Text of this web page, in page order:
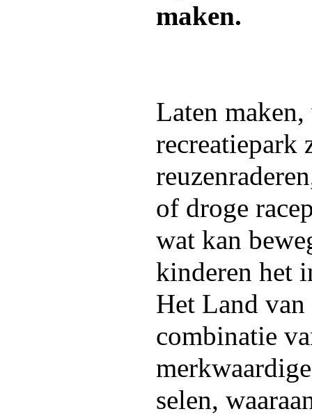
maken.
Laten
recreatiepark
of droge
wat kan
kinderen het
Het Land van
combinatie
selen,